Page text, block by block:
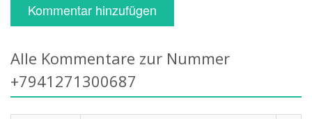
Kommentar hinzufügen
Alle Kommentare zur Nummer
+7941271300687